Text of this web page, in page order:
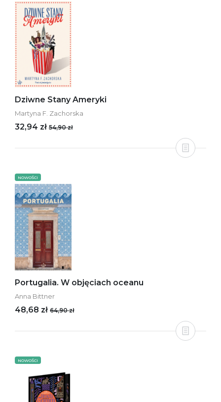
Dziwne Stany Ameryki
Martyna F. Zachorska
32,94 zł 54,90 zł
NOWOŚCI
Portugalia. W objęciach oceanu
Anna Bittner
48,68 zł 64,90 zł
NOWOŚCI